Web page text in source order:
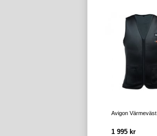
Avigon Värmeväst
1 995 kr